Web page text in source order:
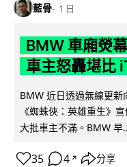
藍骨 1 日
BMW 車廂熒
車主怒轟堪比
BMW 近日透過無線更
《蜘蛛俠：英雄重生》
大批車主不滿。BMW 早
35 4 ↗ 分享